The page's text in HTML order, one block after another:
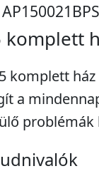
komplett
komplett
a
problémák